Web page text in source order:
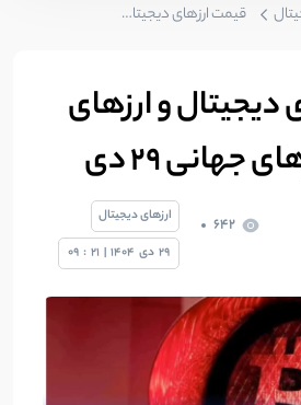
قیمت‌ ارزهای دیجیتال و ارزهای مهم در بازارهای جهانی 29 دی
دیجیتال و ارزهای
جهانی 29 دی
642
ارزهای دیجیتال
29 دی 1404
|
21
:
09